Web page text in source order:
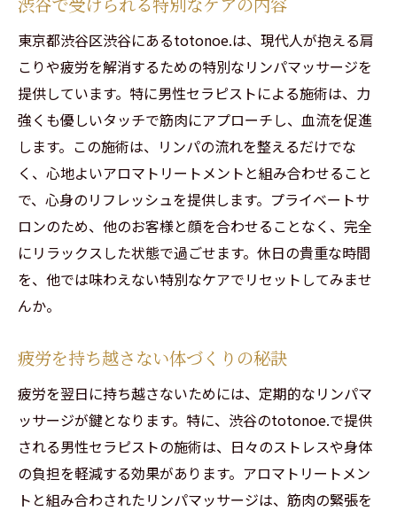
東京都渋谷区渋谷にあるtotonoe.は、現代人が抱える肩
こりや疲労を解消するための特別なリンパマッサージを
提供しています。特に男性セラピストによる施術は、力
強くも優しいタッチで筋肉にアプローチし、血流を促進
します。この施術は、リンパの流れを整えるだけでな
く、心地よいアロマトリートメントと組み合わせること
で、心身のリフレッシュを提供します。プライベートサ
ロンのため、他のお客様と顔を合わせることなく、完全
にリラックスした状態で過ごせます。休日の貴重な時間
を、他では味わえない特別なケアでリセットしてみませ
んか。
疲労を持ち越さない体づくりの秘訣
疲労を翌日に持ち越さないためには、定期的なリンパマ
ッサージが鍵となります。特に、渋谷のtotonoe.で提供
される男性セラピストの施術は、日々のストレスや身体
の負担を軽減する効果があります。アロマトリートメン
トと組み合わされたリンパマッサージは、筋肉の緊張を